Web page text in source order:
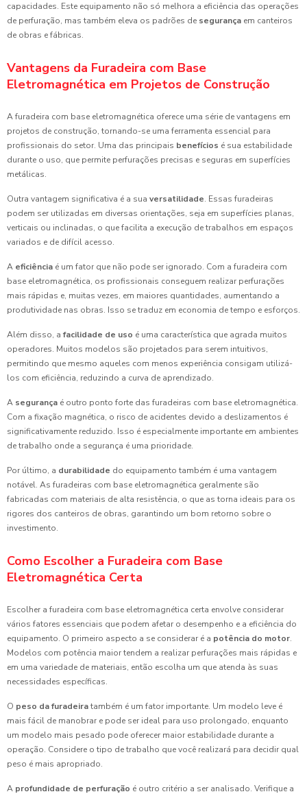
capacidades. Este equipamento não só melhora a eficiência das operações
de perfuração, mas também eleva os padrões de segurança em canteiros
de obras e fábricas.
Vantagens da Furadeira com Base
Eletromagnética em Projetos de Construção
A furadeira com base eletromagnética oferece uma série de vantagens em
projetos de construção, tornando-se uma ferramenta essencial para
profissionais do setor. Uma das principais benefícios é sua estabilidade
durante o uso, que permite perfurações precisas e seguras em superfícies
metálicas.
Outra vantagem significativa é a sua versatilidade. Essas furadeiras
podem ser utilizadas em diversas orientações, seja em superfícies planas,
verticais ou inclinadas, o que facilita a execução de trabalhos em espaços
variados e de difícil acesso.
A eficiência é um fator que não pode ser ignorado. Com a furadeira com
base eletromagnética, os profissionais conseguem realizar perfurações
mais rápidas e, muitas vezes, em maiores quantidades, aumentando a
produtividade nas obras. Isso se traduz em economia de tempo e esforços.
Além disso, a facilidade de uso é uma característica que agrada muitos
operadores. Muitos modelos são projetados para serem intuitivos,
permitindo que mesmo aqueles com menos experiência consigam utilizá-
los com eficiência, reduzindo a curva de aprendizado.
A segurança é outro ponto forte das furadeiras com base eletromagnética.
Com a fixação magnética, o risco de acidentes devido a deslizamentos é
significativamente reduzido. Isso é especialmente importante em ambientes
de trabalho onde a segurança é uma prioridade.
Por último, a durabilidade do equipamento também é uma vantagem
notável. As furadeiras com base eletromagnética geralmente são
fabricadas com materiais de alta resistência, o que as torna ideais para os
rigores dos canteiros de obras, garantindo um bom retorno sobre o
investimento.
Como Escolher a Furadeira com Base
Eletromagnética Certa
Escolher a furadeira com base eletromagnética certa envolve considerar
vários fatores essenciais que podem afetar o desempenho e a eficiência do
equipamento. O primeiro aspecto a se considerar é a potência do motor.
Modelos com potência maior tendem a realizar perfurações mais rápidas e
em uma variedade de materiais, então escolha um que atenda às suas
necessidades específicas.
O peso da furadeiratambém é um fator importante. Um modelo leve é
mais fácil de manobrar e pode ser ideal para uso prolongado, enquanto
um modelo mais pesado pode oferecer maior estabilidade durante a
operação. Considere o tipo de trabalho que você realizará para decidir qual
peso é mais apropriado.
A profundidade de perfuração é outro critério a ser analisado. Verifique a